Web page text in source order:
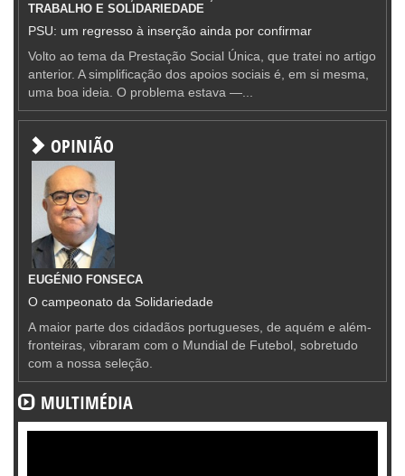
TRABALHO E SOLIDARIEDADE
PSU: um regresso à inserção ainda por confirmar
Volto ao tema da Prestação Social Única, que tratei no artigo
anterior. A simplificação dos apoios sociais é, em si mesma,
uma boa ideia. O problema estava —...
OPINIÃO
EUGÉNIO FONSECA
O campeonato da Solidariedade
A maior parte dos cidadãos portugueses, de aquém e além-
fronteiras, vibraram com o Mundial de Futebol, sobretudo
com a nossa seleção.
MULTIMÉDIA